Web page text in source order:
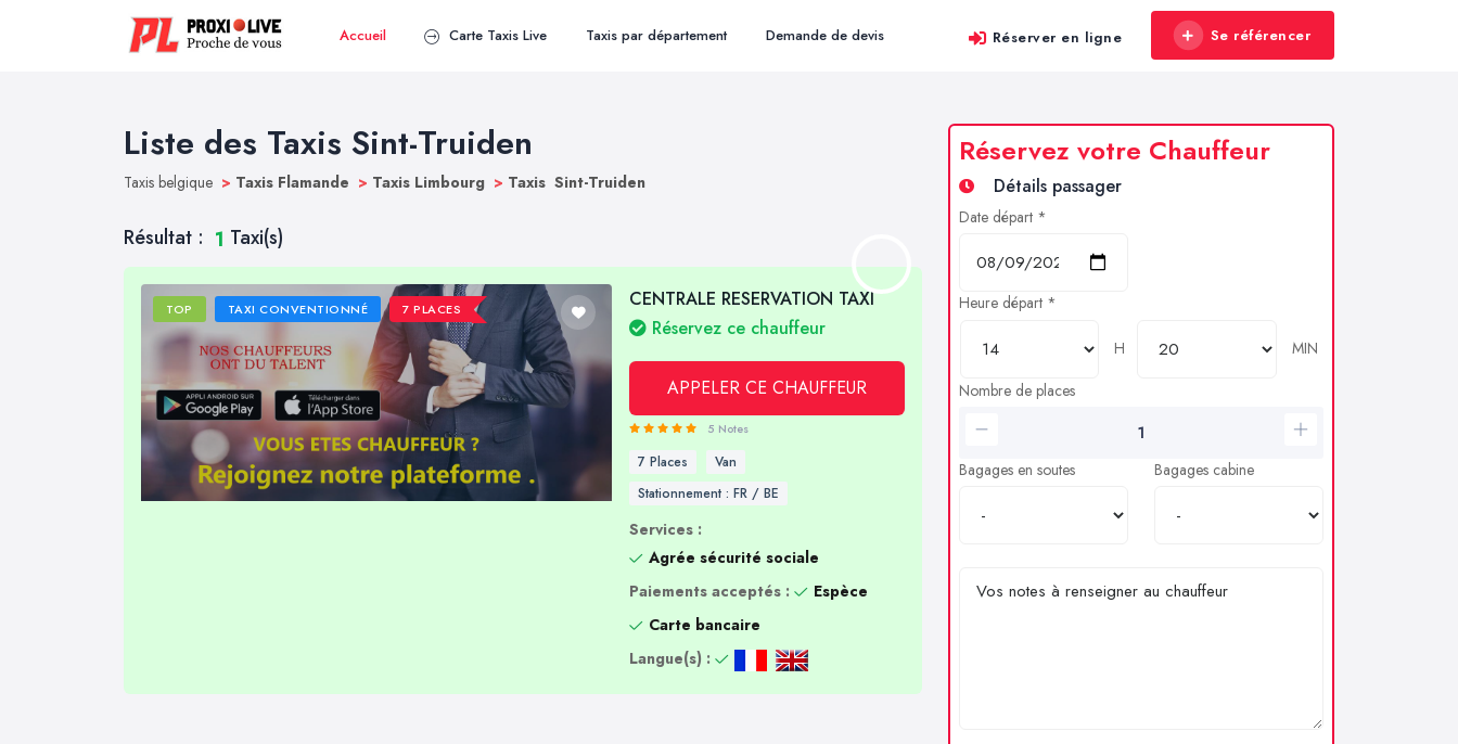
Accueil Carte Taxis Live Taxis par département Demande de devis Réserver en ligne Se référencer
Liste des Taxis Sint-Truiden
Taxis belgique > Taxis Flamande > Taxis Limbourg > Taxis Sint-Truiden
Résultat : 1 Taxi(s)
TOP TAXI CONVENTIONNÉ 7 PLACES
CENTRALE RESERVATION TAXI
Réservez ce chauffeur
APPELER CE CHAUFFEUR
5 Notes
7 Places
Van
Stationnement : FR / BE
Services :
Agrée sécurité sociale
Paiements acceptés :
Espèce
Carte bancaire
Langue(s) :
Réservez votre Chauffeur
Détails passager
Date départ *
Heure départ *
H
MIN
Nombre de places
Bagages en soutes Bagages cabine